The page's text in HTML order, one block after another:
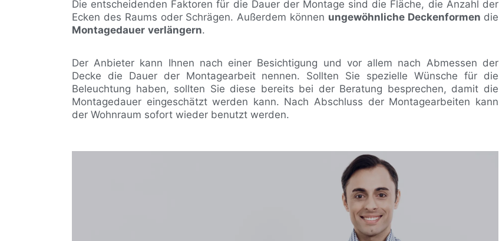
Die entscheidenden Faktoren für die Dauer der Montage sind die Fläche, die Anzahl der
Ecken des Raums oder Schrägen. Außerdem können ungewöhnliche Deckenformen die
Montagedauer verlängern.
Der Anbieter kann Ihnen nach einer Besichtigung und vor allem nach Abmessen der
Decke die Dauer der Montagearbeit nennen. Sollten Sie spezielle Wünsche für die
Beleuchtung haben, sollten Sie diese bereits bei der Beratung besprechen, damit die
Montagedauer eingeschätzt werden kann. Nach Abschluss der Montagearbeiten kann
der Wohnraum sofort wieder benutzt werden.